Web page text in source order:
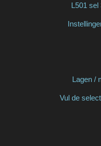
L501
Lagen /
Vul de